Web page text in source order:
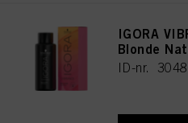
IGORA
Blonde
ID-nr.